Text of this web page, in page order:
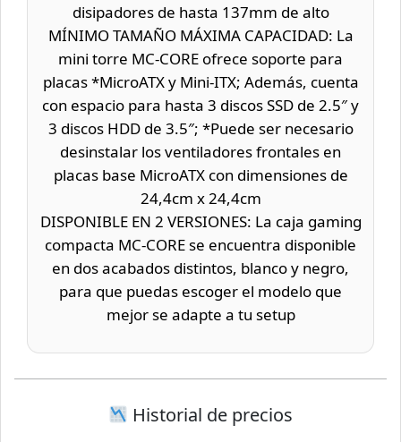
disipadores de hasta 137mm de alto
MÍNIMO TAMAÑO MÁXIMA CAPACIDAD: La
mini torre MC-CORE ofrece soporte para
placas *MicroATX y Mini-ITX; Además, cuenta
con espacio para hasta 3 discos SSD de 2.5″ y
3 discos HDD de 3.5″; *Puede ser necesario
desinstalar los ventiladores frontales en
placas base MicroATX con dimensiones de
24,4cm x 24,4cm
DISPONIBLE EN 2 VERSIONES: La caja gaming
compacta MC-CORE se encuentra disponible
en dos acabados distintos, blanco y negro,
para que puedas escoger el modelo que
mejor se adapte a tu setup
Historial de precios